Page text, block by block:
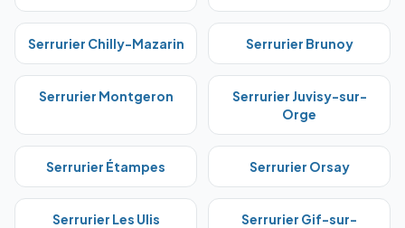
Serrurier Chilly-Mazarin Serrurier Brunoy
Serrurier Montgeron Serrurier Juvisy-sur-
Orge
Serrurier Étampes Serrurier Orsay
Serrurier Les Ulis Serrurier Gif-sur-